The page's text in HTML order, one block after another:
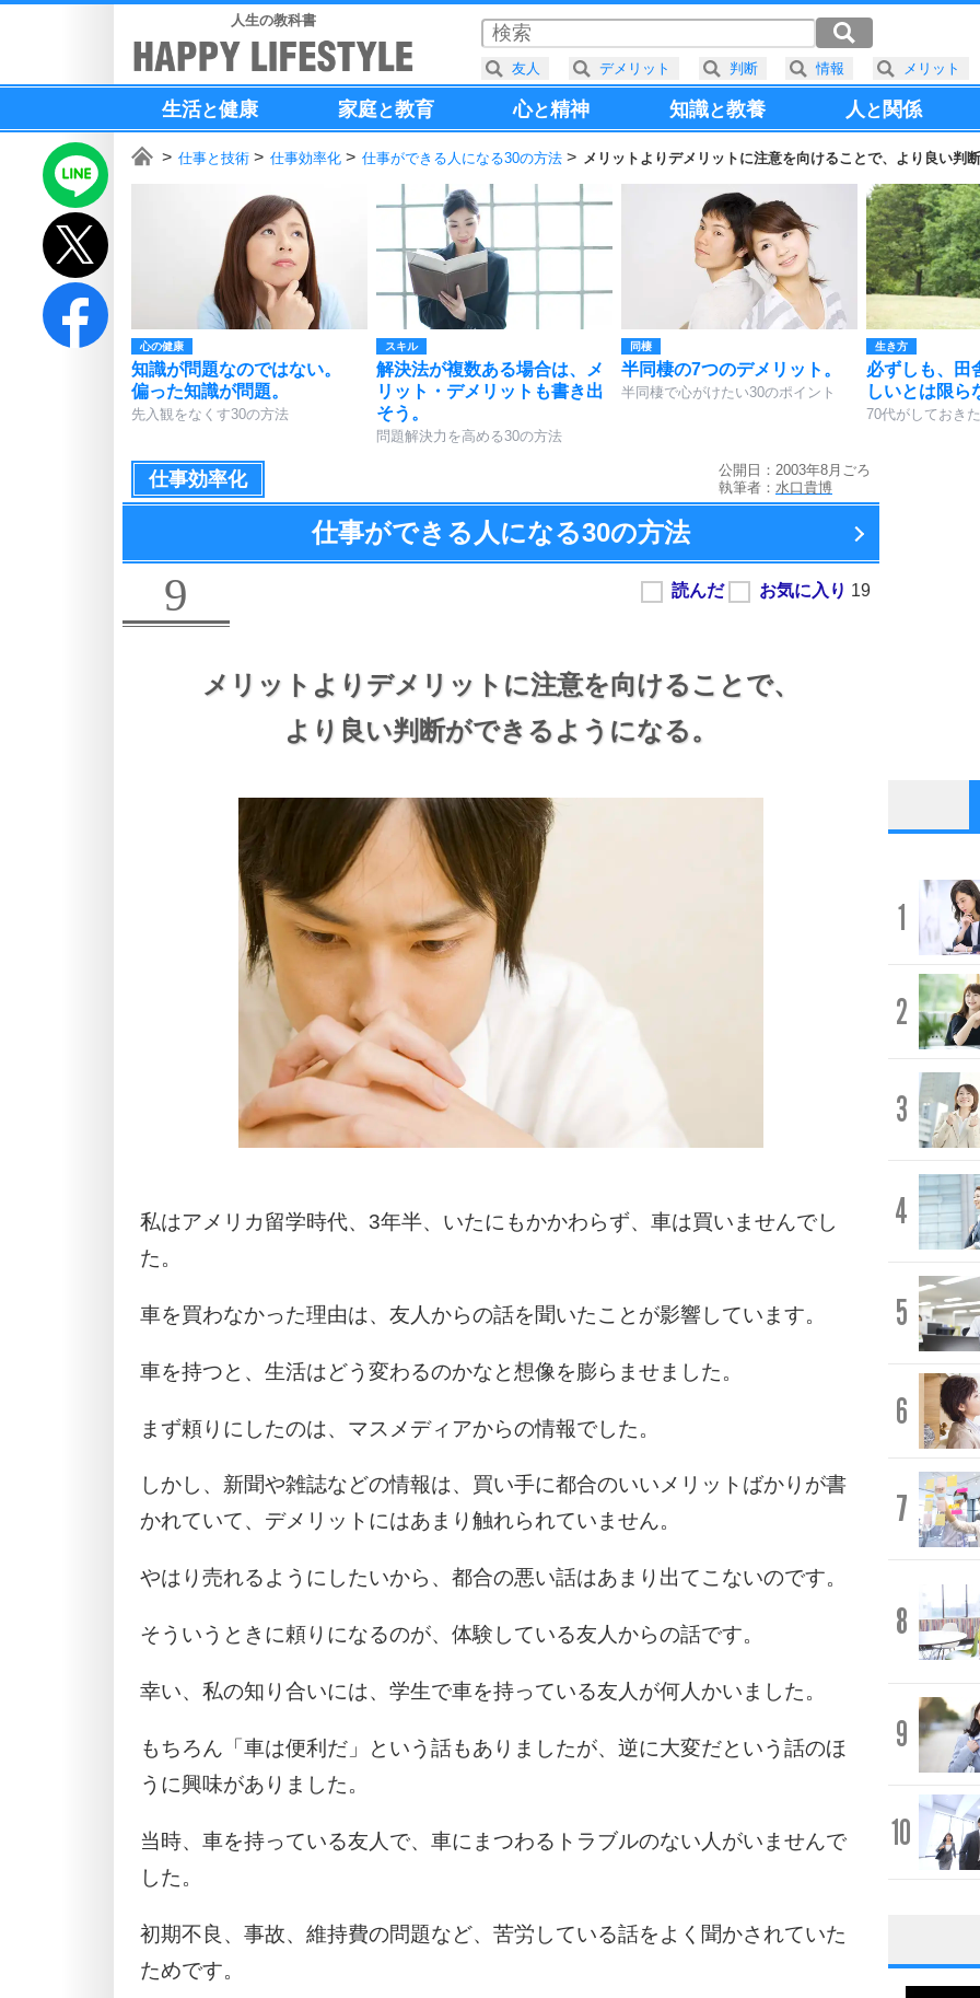
人生の教科書
生活と健康 家庭と教育 心と精神 知識と教養 人と 関係
仕事と技術 仕事効率化 仕事ができる人になる30の方法 メリットよりデメリットに注意を向けることで、より良い判
心の健康
知識が問題なのではない。
偏った知識が問題。
先入観をなくす30の方法
スキル
解決法が複数ある場合は、メ
リット・デメリットも書き出
そう。
問題解決力を高める30の方法
同棲
半同棲の7つのデメリット。
半同棲で心がけたい30のポイント
生き方
必ずしも、田
しいとは限ら
70代がしておき
仕事効率化
公開日：2003年8月ごろ
執筆者： 水口貴博
仕事ができる人になる30の方法
9
メリットよりデメリットに注意を向けることで、
より良い判断ができるようになる。
私はアメリカ留学時代、3年半、いたにもかかわらず、車は買いませんでし
た。
車を買わなかった理由は、友人からの話を聞いたことが影響しています。
車を持つと、生活はどう変わるのかなと想像を膨らませました。
まず頼りにしたのは、マスメディアからの情報でした。
しかし、新聞や雑誌などの情報は、買い手に都合のいいメリットばかりが書
かれていて、デメリットにはあまり触れられていません。
やはり売れるようにしたいから、都合の悪い話はあまり出てこないのです。
そういうときに頼りになるのが、体験している友人からの話です。
幸い、私の知り合いには、学生で車を持っている友人が何人かいました。
もちろん「車は便利だ」という話もありましたが、逆に大変だという話のほ
うに興味がありました。
当時、車を持っている友人で、車にまつわるトラブルのない人がいませんで
した。
初期不良、事故、維持費の問題など、苦労している話をよく聞かされていた
ためです。
1
2
3
4
5
6
7
8
9
10
1
友人 デメリット 判断 情報 メリット